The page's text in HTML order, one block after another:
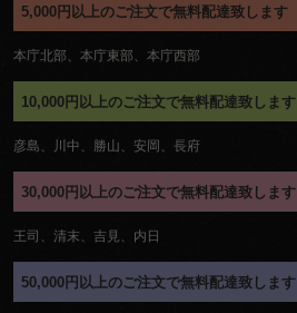
5,000円以上のご注文で無料配達致します
本庁北部、本庁東部、本庁西部
10,000円以上のご注文で無料配達致します
彦島、川中、勝山、安岡、長府
30,000円以上のご注文で無料配達致します
王司、清末、吉見、内日
50,000円以上のご注文で無料配達致します